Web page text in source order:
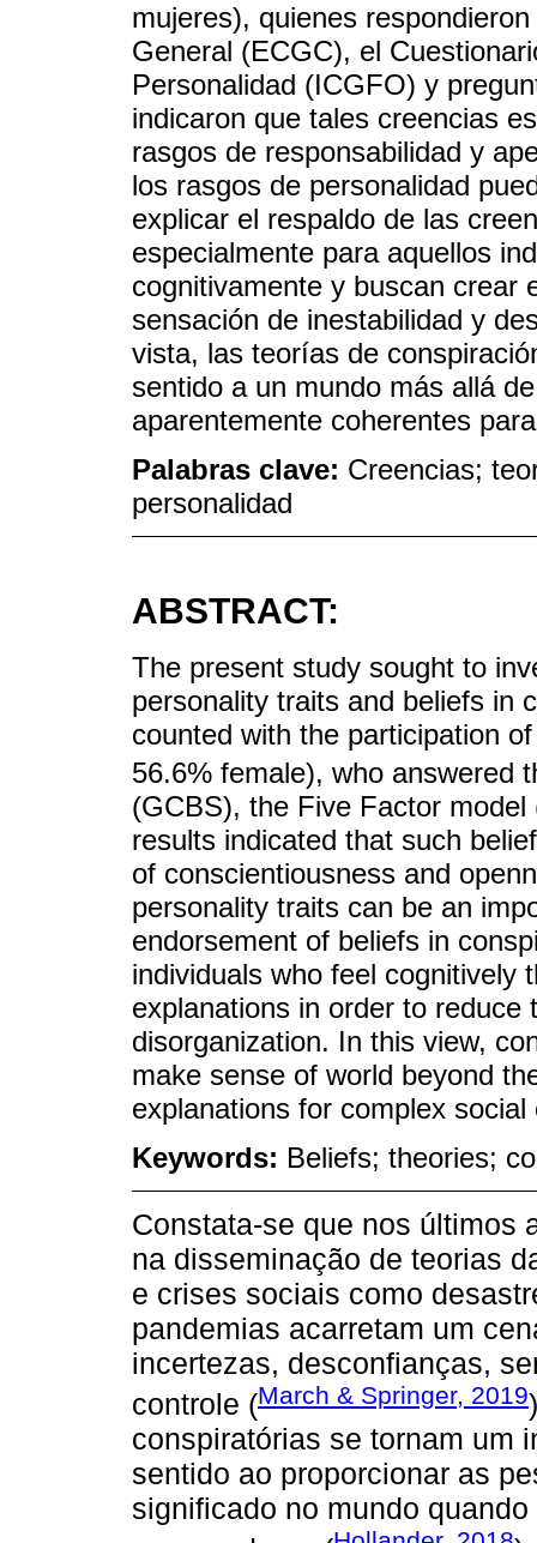
mujeres), quienes
General (ECGC), el
Personalidad (ICGFO) y
indicaron que tales creencias
rasgos de responsabilidad y
los rasgos de personalidad
explicar el respaldo de las
especialmente para aquellos
cognitivamente y buscan crear
sensación de inestabilidad y
vista, las teorías de
sentido a un mundo más allá
aparentemente coherentes
Palabras clave: Creencias;
personalidad
ABSTRACT:
The present study sought to
personality traits and beliefs in
counted with the participation
56.6% female), who answered
(GCBS), the Five Factor
results indicated that such
of conscientiousness and
personality traits can be an
endorsement of beliefs in
individuals who feel cognitively
explanations in order to reduce
disorganization. In this view,
make sense of world beyond
explanations for complex social
Keywords: Beliefs; theories;
Constata-se que nos últimos
na disseminação de teorias
e crises sociais como
pandemias acarretam um
incertezas, desconfianças,
controle (March & Springer, 2019
conspiratórias se tornam um
sentido ao proporcionar as
significado no mundo